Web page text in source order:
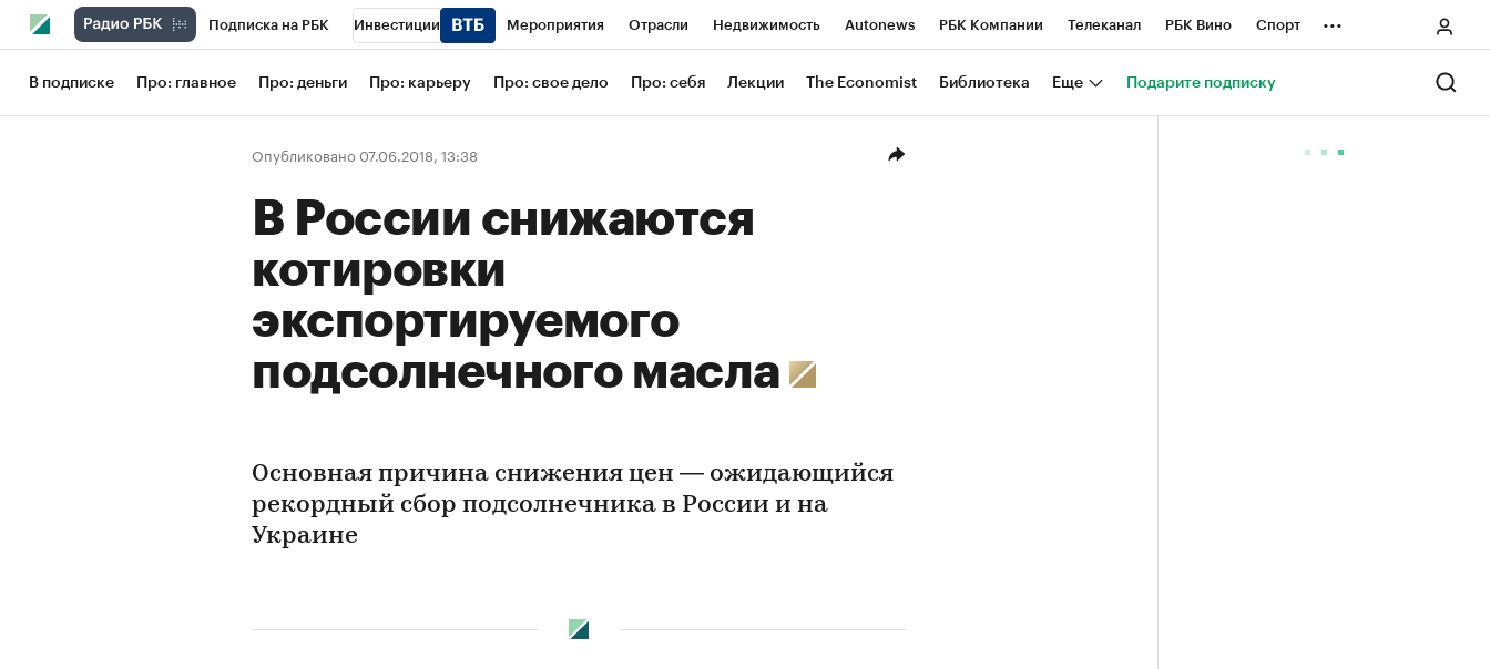
Подписка на РБК Инвестиции Мероприятия Отрасли Недвижимость Autonews РБК Компании Телеканал РБК Вино Спорт
Школа управления РБК РБК Образование РБК Life Тренды Визионеры Национальные проекты Город
Рынок наличной валюты
...
В подписке Про: главное Про: деньги Про: карьеру Про: свое дело Про: себя Лекции The Economist Библиотека Еще Подарите подписку
Опубликовано 07.06.2018, 13:38
В России снижаются
котировки
экспортируемого
подсолнечного масла
Основная причина снижения цен — ожидающийся
рекордный сбор подсолнечника в России и на
Украине